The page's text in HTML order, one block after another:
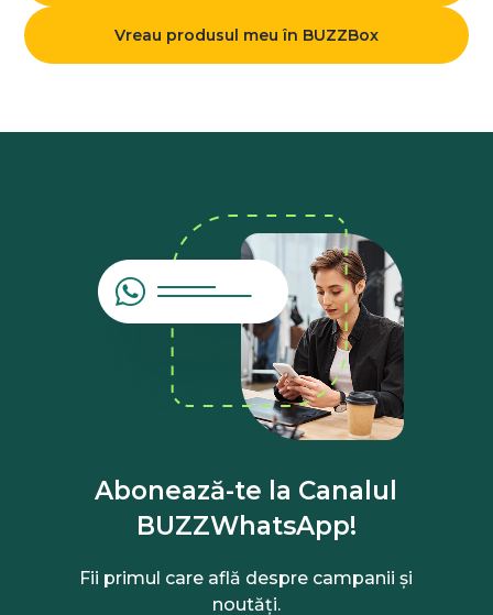
Vreau produsul meu în BUZZBox
Abonează-te la Canalul
BUZZWhatsApp!
Fii primul care află despre campanii și
noutăți.